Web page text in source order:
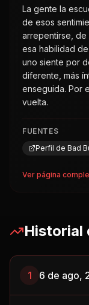
La gente la
de esos
arrepentirse, de
esa habilidad
uno siente por
diferente, más
enseguida. Por
vuelta.
FUENTES
Perfil de Bad
Ver página
Historial
1 6 de ago,